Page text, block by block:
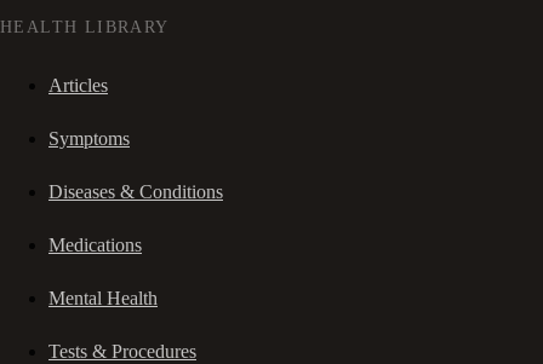
HEALTH LIBRARY
Articles
Symptoms
Diseases & Conditions
Medications
Mental Health
Tests & Procedures